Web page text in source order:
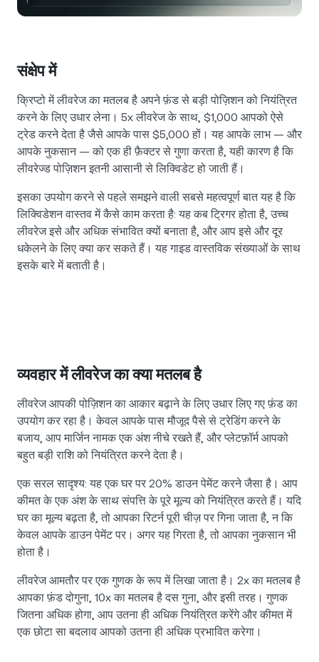
Nexo Card
निजी ग्राहक
लॉयल्टी प्रोग्राम
Polkadot DOT 3.30%
XRP XRP
Solana SOL 1.07%
EURC 0.11%
न्यूज़ और इनसाइट्स
संक्षेप में
क्रिप्टो में लीवरेज का मतलब है अपने फ़ंड से बड़ी पोज़िशन को नियंत्रित
करने के लिए उधार लेना। 5x लीवरेज के साथ, $1,000 आपको ऐसे
ट्रेड करने देता है जैसे आपके पास $5,000 हों। यह आपके लाभ — और
आपके नुकसान — को एक ही फ़ैक्टर से गुणा करता है, यही कारण है कि
लीवरेज्ड पोज़िशन इतनी आसानी से लिक्विडेट हो जाती हैं।
इसका उपयोग करने से पहले समझने वाली सबसे महत्वपूर्ण बात यह है कि
लिक्विडेशन वास्तव में कैसे काम करता है: यह कब ट्रिगर होता है, उच्च
लीवरेज इसे और अधिक संभावित क्यों बनाता है, और आप इसे और दूर
धकेलने के लिए क्या कर सकते हैं। यह गाइड वास्तविक संख्याओं के साथ
इसके बारे में बताती है।
व्यवहार में लीवरेज का क्या मतलब है
लीवरेज आपकी पोज़िशन का आकार बढ़ाने के लिए उधार लिए गए फ़ंड का
उपयोग कर रहा है। केवल आपके पास मौजूद पैसे से ट्रेडिंग करने के
बजाय, आप मार्जिन नामक एक अंश नीचे रखते हैं, और प्लेटफ़ॉर्म आपको
बहुत बड़ी राशि को नियंत्रित करने देता है।
एक सरल सादृश्य: यह एक घर पर 20% डाउन पेमेंट करने जैसा है। आप
कीमत के एक अंश के साथ संपत्ति के पूरे मूल्य को नियंत्रित करते हैं। यदि
घर का मूल्य बढ़ता है, तो आपका रिटर्न पूरी चीज़ पर गिना जाता है, न कि
केवल आपके डाउन पेमेंट पर। अगर यह गिरता है, तो आपका नुकसान भी
होता है।
लीवरेज आमतौर पर एक गुणक के रूप में लिखा जाता है। 2x का मतलब है
आपका फ़ंड दोगुना, 10x का मतलब है दस गुना, और इसी तरह। गुणक
जितना अधिक होगा, आप उतना ही अधिक नियंत्रित करेंगे और कीमत में
एक छोटा सा बदलाव आपको उतना ही अधिक प्रभावित करेगा।